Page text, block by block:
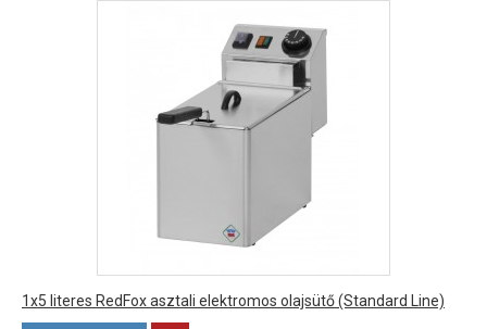
1x5 literes RedFox asztali elektromos olajsütő (Standard Line)